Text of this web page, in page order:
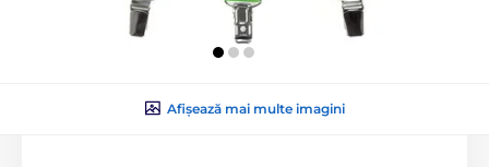
Afișează mai multe imagini